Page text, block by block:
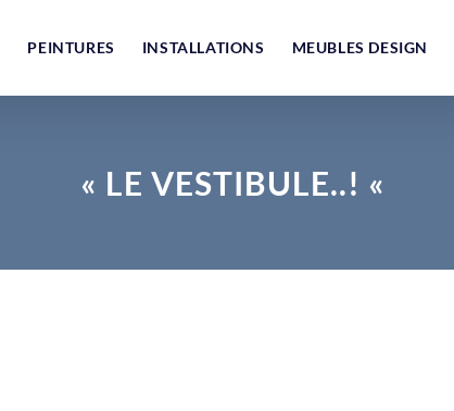
PEINTURES INSTALLATIONS MEUBLES DESIGN
« LE VESTIBULE..! «